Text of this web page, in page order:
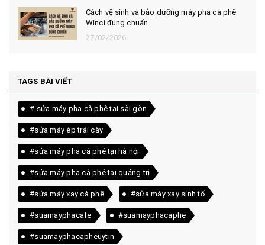
Cách vệ sinh và bảo dưỡng máy pha cà phê
Winci đúng chuẩn
27/02/2026
TAGS BÀI VIẾT
# sửa máy pha cà phê tại sài gòn
#sửa máy ép trái cây
#sửa máy pha cà phê tại hà nội
#sửa máy pha cà phê tai quảng trị
#sửa máy xay cà phê #sửa máy xay sinh tố
#suamayphacafe #suamayphacaphe
#suamayphacapheuytin